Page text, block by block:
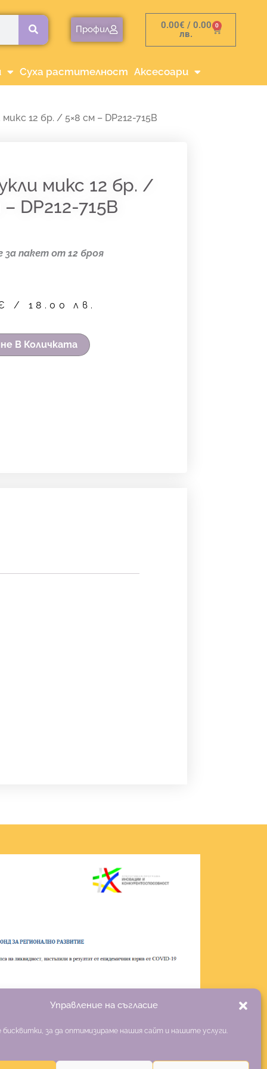
Управление на съгласие
бисквитки, за да оптимизираме нашия сайт и нашите услуги.
Профил 0.00€ / 0.00
лв.
0
Cart
Суха растителност Аксесоари
12 бр. / 5×8 см – DP212-715B
микс 12 бр. /
DP212-715B
за пакет от 12 броя
/ 18.00 лв.
В Количката